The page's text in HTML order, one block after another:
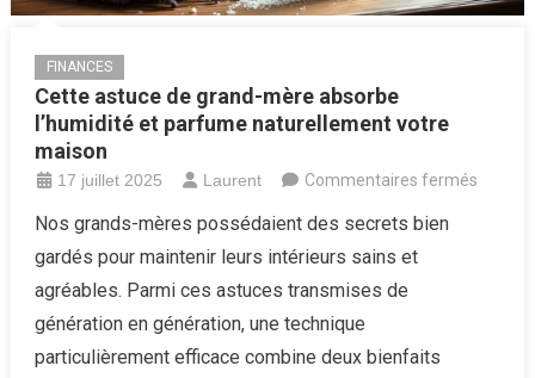
FINANCES
Cette astuce de grand-mère absorbe
l’humidité et parfume naturellement votre
maison
17 juillet 2025 Laurent Commentaires fermés
Nos grands-mères possédaient des secrets bien
gardés pour maintenir leurs intérieurs sains et
agréables. Parmi ces astuces transmises de
génération en génération, une technique
particulièrement efficace combine deux bienfaits